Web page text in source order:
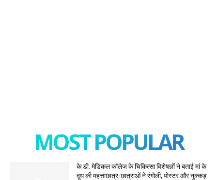
MOST POPULAR
के.डी. मेडिकल कॉलेज के चिकित्सा विशेषज्ञों ने बताई मां के
दूध की महत्ताछात्र-छात्राओं ने रंगोली, पोस्टर और नुक्कड़